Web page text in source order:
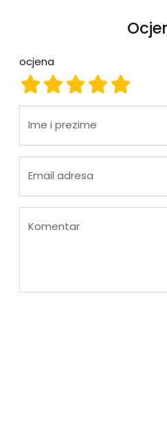
ocjena
ocjena
ocjena 4
ocjena 3
ocjena 2
ocjena 1
Ime i prezime
Email adresa
Komentar